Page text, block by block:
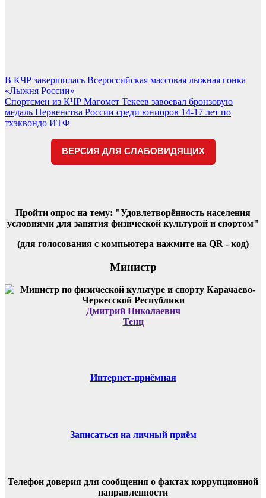
Навигация
по
записям
В КЧР завершилась Всероссийская массовая лыжная гонка
«Лыжня России»
Спортсмен из КЧР Магомет Текеев завоевал бронзовую
медаль Первенства России среди юниоров 14-17 лет по
тхэквондо ИТФ
ВЕРСИЯ ДЛЯ СЛАБОВИДЯЩИХ
Пройти опрос на тему: "Удовлетворённость населения
условиями для занятия физической культурой и спортом"
(для голосования с компьютера нажмите на QR - код)
Министр
Дмитрий Николаевич
Тенц
Интернет-приёмная
Записаться на личный приём
Телефон доверия для сообщения о фактах коррупционной
направленности